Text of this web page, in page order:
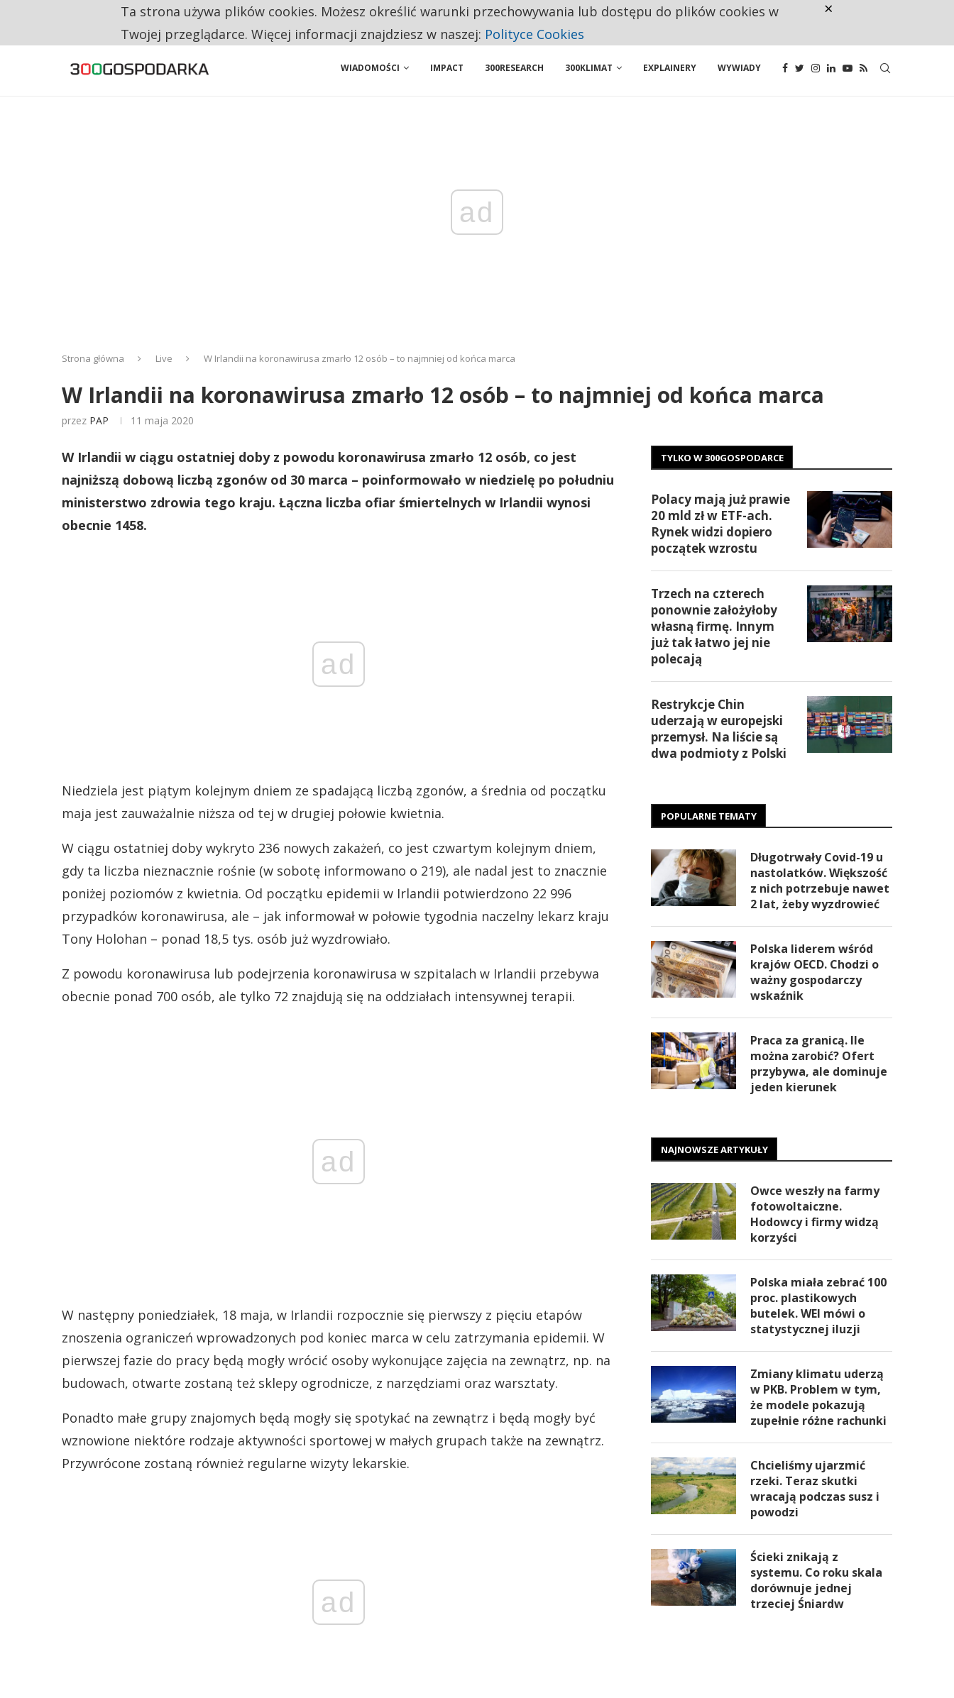
RESTRYKCJE CHIN UDERZAJĄ W EUROPEJSKI PRZEMYSŁ. NA LIŚCIE SĄ DWA PODMIOTY Z POLSKI
WIADOMOŚCI IMPACT 300RESEARCH 300KLIMAT EXPLAINERY WYWIADY
ad
Strona główna Live W Irlandii na koronawirusa zmarło 12 osób – to najmniej od końca marca
W Irlandii na koronawirusa zmarło 12 osób – to najmniej od końca marca
przez PAP 11 maja 2020
W Irlandii w ciągu ostatniej doby z powodu koronawirusa zmarło 12 osób, co jest
najniższą dobową liczbą zgonów od 30 marca – poinformowało w niedzielę po południu
ministerstwo zdrowia tego kraju. Łączna liczba ofiar śmiertelnych w Irlandii wynosi
obecnie 1458.
ad
Niedziela jest piątym kolejnym dniem ze spadającą liczbą zgonów, a średnia od początku
maja jest zauważalnie niższa od tej w drugiej połowie kwietnia.
W ciągu ostatniej doby wykryto 236 nowych zakażeń, co jest czwartym kolejnym dniem,
gdy ta liczba nieznacznie rośnie (w sobotę informowano o 219), ale nadal jest to znacznie
poniżej poziomów z kwietnia. Od początku epidemii w Irlandii potwierdzono 22 996
przypadków koronawirusa, ale – jak informował w połowie tygodnia naczelny lekarz kraju
Tony Holohan – ponad 18,5 tys. osób już wyzdrowiało.
Z powodu koronawirusa lub podejrzenia koronawirusa w szpitalach w Irlandii przebywa
obecnie ponad 700 osób, ale tylko 72 znajdują się na oddziałach intensywnej terapii.
ad
W następny poniedziałek, 18 maja, w Irlandii rozpocznie się pierwszy z pięciu etapów
znoszenia ograniczeń wprowadzonych pod koniec marca w celu zatrzymania epidemii. W
pierwszej fazie do pracy będą mogły wrócić osoby wykonujące zajęcia na zewnątrz, np. na
budowach, otwarte zostaną też sklepy ogrodnicze, z narzędziami oraz warsztaty.
Ponadto małe grupy znajomych będą mogły się spotykać na zewnątrz i będą mogły być
wznowione niektóre rodzaje aktywności sportowej w małych grupach także na zewnątrz.
Przywrócone zostaną również regularne wizyty lekarskie.
ad
TYLKO W 300GOSPODARCE
Polacy mają już prawie
20 mld zł w ETF-ach.
Rynek widzi dopiero
początek wzrostu
Trzech na czterech
ponownie założyłoby
własną firmę. Innym
już tak łatwo jej nie
polecają
Restrykcje Chin
uderzają w europejski
przemysł. Na liście są
dwa podmioty z Polski
POPULARNE TEMATY
Długotrwały Covid-19 u
nastolatków. Większość
z nich potrzebuje nawet
2 lat, żeby wyzdrowieć
Polska liderem wśród
krajów OECD. Chodzi o
ważny gospodarczy
wskaźnik
Praca za granicą. Ile
można zarobić? Ofert
przybywa, ale dominuje
jeden kierunek
NAJNOWSZE ARTYKUŁY
Owce weszły na farmy
fotowoltaiczne.
Hodowcy i firmy widzą
korzyści
Polska miała zebrać 100
proc. plastikowych
butelek. WEI mówi o
statystycznej iluzji
Zmiany klimatu uderzą
w PKB. Problem w tym,
że modele pokazują
zupełnie różne rachunki
Chcieliśmy ujarzmić
rzeki. Teraz skutki
wracają podczas susz i
powodzi
Ścieki znikają z
systemu. Co roku skala
dorównuje jednej
trzeciej Śniardw
Ta strona używa plików cookies. Możesz określić warunki przechowywania lub dostępu do plików cookies w
Twojej przeglądarce. Więcej informacji znajdziesz w naszej: Polityce Cookies
×